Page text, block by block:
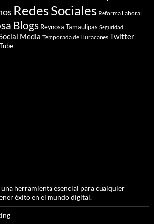
Redes Sociales Reforma Laboral
Blogs Reynosa Tamaulipas Seguridad
Media Temporada de Huracanes Twitter
una herramienta esencial para cualquier
éxito en el mundo digital.